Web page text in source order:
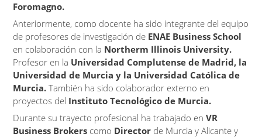
Foromagno.
Anteriormente, como docente ha sido integrante del equipo
de profesores de investigación de ENAE Business School
en colaboración con la Northerm Illinois University.
Profesor en la Universidad Complutense de Madrid, la
Universidad de Murcia y la Universidad Católica de
Murcia. También ha sido colaborador externo en
proyectos del Instituto Tecnológico de Murcia.
Durante su trayecto profesional ha trabajado en VR
Business Brokers como Director de Murcia y Alicante y